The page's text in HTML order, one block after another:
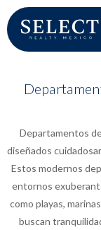
Departamentos
diseñados
Estos modernos
entornos
como playas,
buscan